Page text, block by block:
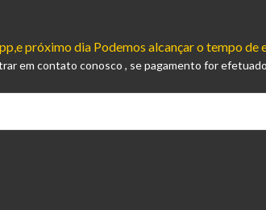
próximo dia Podemos alcançar o tempo de
em contato conosco , se pagamento for